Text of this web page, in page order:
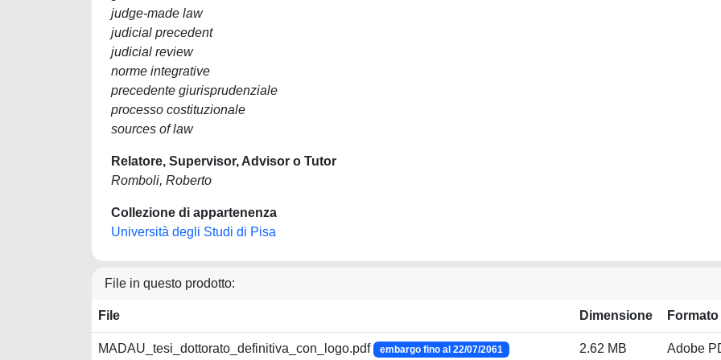
judge-made law
judicial precedent
judicial review
norme integrative
precedente giurisprudenziale
processo costituzionale
sources of law
Relatore, Supervisor, Advisor o Tutor
Romboli, Roberto
Collezione di appartenenza
Università degli Studi di Pisa
File in questo prodotto:
File Dimensione Formato
MADAU_tesi_dottorato_definitiva_con_logo.pdf embargo fino al 22/07/2061 2.62 MB Adobe